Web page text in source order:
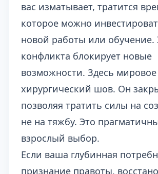
вас изматывает, тратится
которое можно
новой работы или обучение.
конфликта блокирует новые
возможности. Здесь
хирургический шов. Он
позволяя тратить силы на
не на тяжбу. Это
взрослый выбор.
Если ваша глубинная
признание правоты,